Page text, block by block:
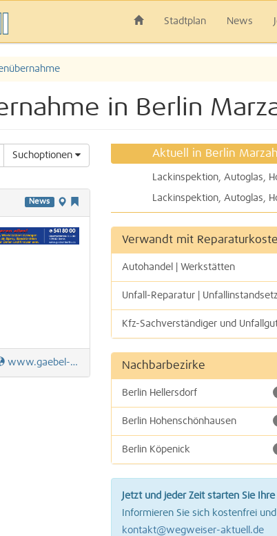
Stadtplan News
in Berlin
Suchoptionen
News
www.gaebel-berlin.de
Aktuell in Berlin
Verwandt mit
Autohandel | Werkstätten
Unfall-Reparatur |
Kfz-Sachverständiger und
Versicherungen |
Kfz-Versicherungen
Nachbarbezirke
Berlin Hellersdorf
Berlin Hohenschönhausen
Berlin Köpenick
Berlin Lichtenberg
Jetzt und jeder Zeit starten Sie
Informieren Sie sich kostenfrei
kontakt@wegweiser-aktuell.de